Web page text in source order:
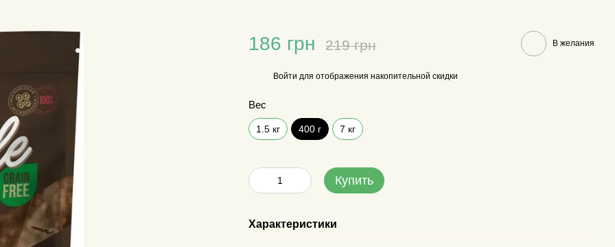
186 грн 219 грн В желания
Войти для отображения накопительной скидки
Вес
1.5 кг 400 г 7 кг
Купить
Характеристики